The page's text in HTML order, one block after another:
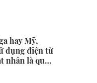
hay Mỹ,
dụng điện từ
nhân là quốc